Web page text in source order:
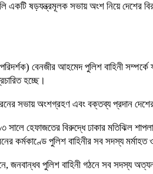
একটি ষড়যন্ত্রমূলক সভায় অংশ নিয়ে দেশের
বেনজীর আহমেদ পুলিশ বাহিনী
হচ্ছে।
সভায় অংশগ্রহণ এবং বক্তব্য প্রদান দেশের
হেফাজতের বিরুদ্ধে ঢাকার মতিঝিল
কর্মকাণ্ডে পুলিশ বাহিনীর সব সদস্য মর্মাহত
জনবান্ধব পুলিশ বাহিনী গঠনে সব সদস্য